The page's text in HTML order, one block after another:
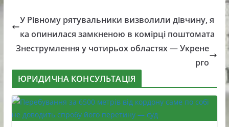
У Рівному рятувальники визволили дівчину, я
ка опинилася замкненою в комірці поштомата
Знеструмлення у чотирьох областях — Укрене
рго
ЮРИДИЧНА КОНСУЛЬТАЦІЯ